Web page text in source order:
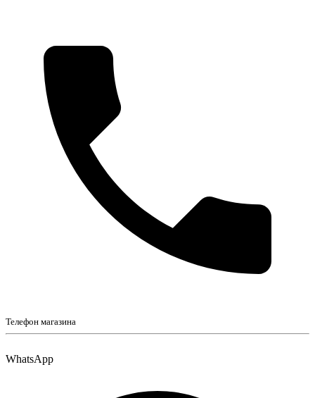
Телефон магазина
WhatsApp